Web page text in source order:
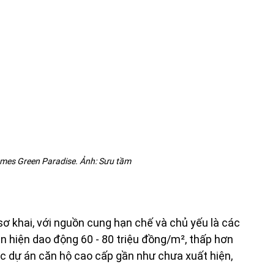
Green Paradise. Ảnh: Sưu tầm
khai, với nguồn cung hạn chế và chủ yếu là các
hiện dao động 60 - 80 triệu đồng/m², thấp hơn
dự án căn hộ cao cấp gần như chưa xuất hiện,